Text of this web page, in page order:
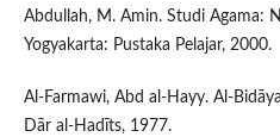
Abdullah, M. Amin. Studi Agama:
Yogyakarta: Pustaka Pelajar, 2000.
Al-Farmawi, Abd al-Hayy. Al-
Dār al-Hadīts, 1977.